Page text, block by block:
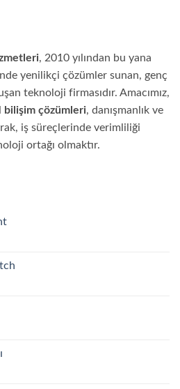
, 2010 yılından bu yana
yenilikçi çözümler sunan, genç
teknoloji firmasıdır. Amacımız,
bilişim çözümleri, danışmanlık ve
iş süreçlerinde verimliliği
ortağı olmaktır.